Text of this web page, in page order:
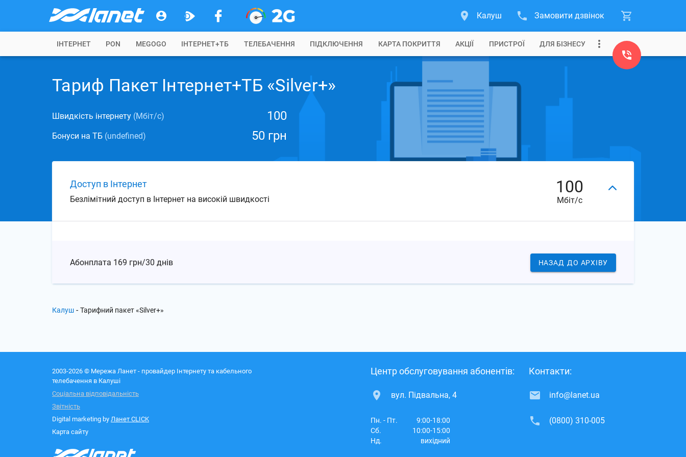
Калуш Замовити дзвінок
IНТЕРНЕТ PON MEGOGO ІНТЕРНЕТ+ТБ ТЕЛЕБАЧЕННЯ ПІДКЛЮЧЕННЯ КАРТА ПОКРИТТЯ АКЦІЇ ПРИСТРОЇ ДЛЯ БІЗНЕСУ
Тариф Пакет Інтернет+ТБ «Silver+»
Швидкість інтернету (Мбіт/с) 100
Бонуси на ТБ (undefined) 50 грн
Доступ в Інтернет
Безлімітний доступ в Інтернет на високій швидкості
100
Мбіт/с
Абонплата 169 грн/30 днів НАЗАД ДО АРХІВУ
Калуш - Тарифний пакет «Silver+»
2003-2026 © Мережа Ланет - провайдер Інтернету та кабельного
телебачення в Калуші
Соціальна відповідальність
Звітність
Digital marketing by Ланет CLICK
Карта сайту
Центр обслуговування абонентів:
вул. Підвальна, 4
Пн. - Пт.
9:00-18:00
Сб.
10:00-15:00
Нд.
вихідний
Контакти:
info@lanet.ua
(0800) 310-005